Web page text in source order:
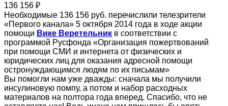
136 156 ₽
Необходимые 136 156 руб. перечислили телезрители
«Первого канала» 5 октября 2014 года в ходе акции
помощи Вике Веретельник в соответствии с
программой Русфонда «Организация пожертвований
при помощи СМИ и интернета от физических и
юридических лиц для оказания адресной помощи
остронуждающимся людям по их письмам»
Вы помогли нам уже дважды: сначала мы получили
инсулиновую помпу, а потом и набор расходных
материалов на полтора года вперед. Спасибо, что не